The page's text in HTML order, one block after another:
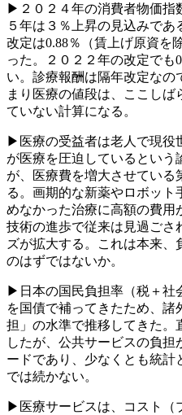
▶２０２４年の消費者物価指
５年は３％上昇の見込みで
改定は0.88％（賃上げ原資を
った。２０２２年の改定でも
い。診療報酬は隔年改定なの
まり医療の値段は、ここしば
ていない計算になる。
▶医療の受益者は老人で現役
が医療を圧迫しているという
が、医療費を増大させている
る。画期的な新薬やロボッ
めなかった治療に高額の費用
技術の進歩で従来は見過ごさ
ズが拡大する。これは本来
のはずではないか。
▶日本の国民負担率（税＋社
を国債で補ってきたため、諸
担」の水準で推移してきた。
したが、公共サービスの負担
ードであり、少なくとも統計
では続かない。
▶医療サービスは、コスト（